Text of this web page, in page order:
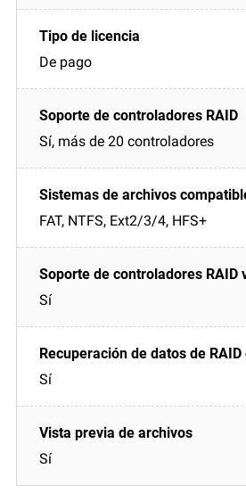
De pago
Sí, más de 20 controladores
FAT, NTFS, Ext2/3/4, HFS+
Sí
Sí
Sí